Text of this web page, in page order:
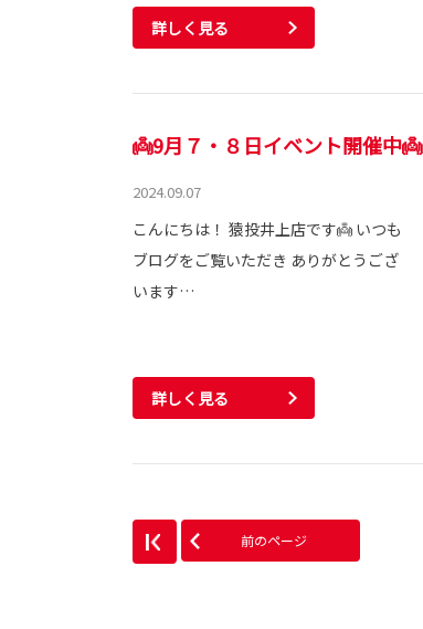
詳しく見る
👼9月７・８日イベント開催中👼
2024.09.07
こんにちは！ 猿投井上店です👼 いつも
ブログをご覧いただき ありがとうござ
います…
詳しく見る
前のページ